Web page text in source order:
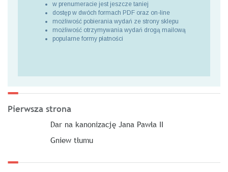
w prenumeracie jest jeszcze taniej
dostęp w dwóch formach PDF oraz on-line
możliwość pobierania wydań ze strony sklepu
możliwość otrzymywania wydań drogą mailową
popularne formy płatności
Pierwsza strona
Dar na kanonizację Jana Pawła II
Gniew tłumu